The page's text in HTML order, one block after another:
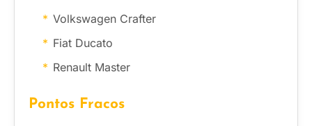
Volkswagen Crafter
Fiat Ducato
Renault Master
Pontos Fracos